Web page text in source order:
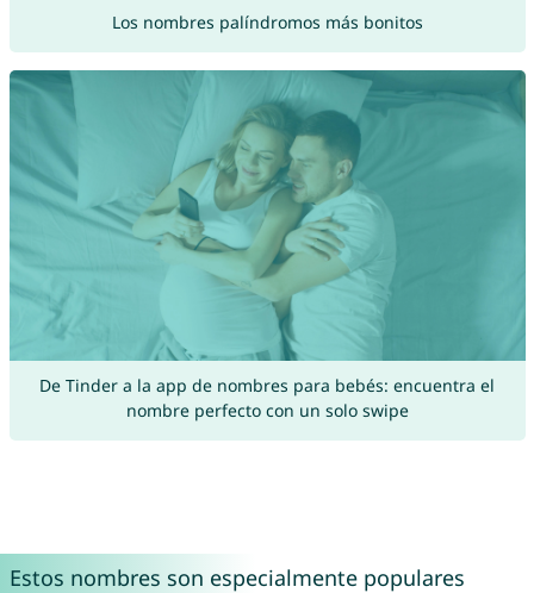
Los nombres palíndromos más bonitos
De Tinder a la app de nombres para bebés: encuentra el
nombre perfecto con un solo swipe
Estos nombres son especialmente populares